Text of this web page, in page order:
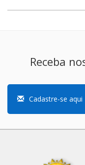
Receba
Cadastre-se aqui